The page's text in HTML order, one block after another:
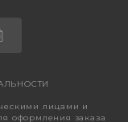
лицами и
оформления заказа